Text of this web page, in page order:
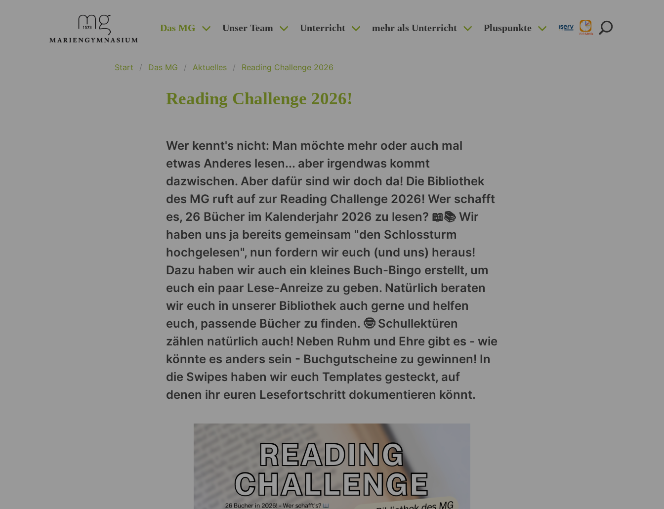
Das MG Unser Team Unterricht mehr als Unterricht Pluspunkte
Start Das MG Aktuelles Reading Challenge 2026
Reading Challenge 2026!
Wer kennt's nicht: Man möchte mehr oder auch mal
etwas Anderes lesen... aber irgendwas kommt
dazwischen. Aber dafür sind wir doch da! Die Bibliothek
des MG ruft auf zur Reading Challenge 2026! Wer schafft
es, 26 Bücher im Kalenderjahr 2026 zu lesen? 📖📚 Wir
haben uns ja bereits gemeinsam "den Schlossturm
hochgelesen", nun fordern wir euch (und uns) heraus!
Dazu haben wir auch ein kleines Buch-Bingo erstellt, um
euch ein paar Lese-Anreize zu geben. Natürlich beraten
wir euch in unserer Bibliothek auch gerne und helfen
euch, passende Bücher zu finden. 🤓 Schullektüren
zählen natürlich auch! Neben Ruhm und Ehre gibt es - wie
könnte es anders sein - Buchgutscheine zu gewinnen! In
die Swipes haben wir euch Templates gesteckt, auf
denen ihr euren Lesefortschritt dokumentieren könnt.